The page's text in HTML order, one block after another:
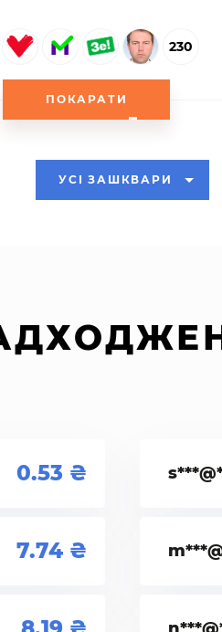
230
ПОКАРАТИ
УСІ ЗАШКВАРИ
0.53
7.74